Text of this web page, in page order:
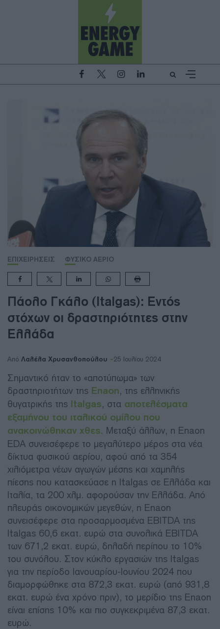
ΕΠΙΧΕΙΡΗΣΕΙΣ ΦΥΣΙΚΟ ΑΕΡΙΟ
Πάολο Γκάλο (Italgas): Εντός
στόχων οι δραστηριότητες στην
Ελλάδα
Από Λαλέλα Χρυσανθοπούλου 25 Ιουλίου 2024
Σημαντικό ήταν το «αποτύπωμα» των
δραστηριοτήτων της Enaon, της ελληνικής
θυγατρικής της Italgas, στα αποτελέσματα
εξαμήνου του ιταλικού ομίλου που
ανακοινώθηκαν χθες. Μεταξύ άλλων, η Enaon
EDA συνεισέφερε το μεγαλύτερο μέρος στα νέα
δίκτυα φυσικού αερίου, αφού από τα 354
χιλιόμετρα νέων αγωγών μέσης και χαμηλής
πίεσης που κατασκεύασε η Italgas σε Ελλάδα και
Ιταλία, τα 200 χλμ. αφορούσαν την Ελλάδα. Από
πλευράς οικονομικών μεγεθών, η Enaon
συνεισέφερε στα προσαρμοσμένα EBITDA της
Italgas 60,6 εκατ. ευρώ στα συνολικά EBITDA
των 671,2 εκατ. ευρώ, δηλαδή περίπου το 10%
του συνόλου. Στον κύκλο εργασιών της Italgas
για την περίοδο Ιανουαρίου-Ιουνίου 2024 που
διαμορφώθηκε στα 872,3 εκατ. ευρώ (από 931,8
εκατ. ευρώ ένα χρόνο πριν), το μερίδιο της Enaon
είναι επίσης 10% και πιο συγκεκριμένα 87,3 εκατ.
ευρώ.